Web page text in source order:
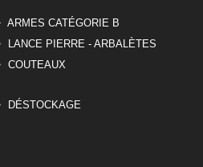
ARMES CATÉGORIE B
LANCE PIERRE - ARBALÈTES
COUTEAUX
DÉSTOCKAGE